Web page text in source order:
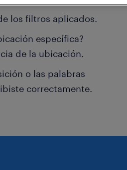
los filtros aplicados.
específica?
de la ubicación.
o las palabras
correctamente.